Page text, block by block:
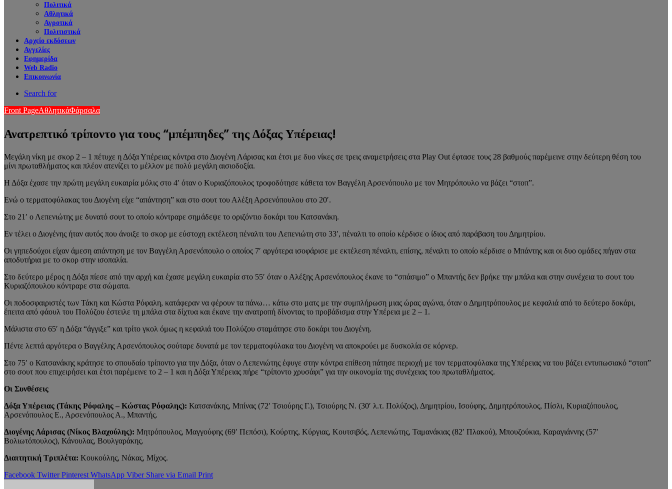
Πολιτικά
Αθλητικά
Αγροτικά
Πολιτιστικά
Αρχείο εκδόσεων
Αγγελίες
Εφημερίδα
Web Radio
Επικοινωνία
Search for
Front PageΑθλητικάΦάρσαλα
Ανατρεπτικό τρίποντο για τους “μπέμπηδες” της Δόξας Υπέρειας!
Μεγάλη νίκη με σκορ 2 – 1 πέτυχε η Δόξα Υπέρειας κόντρα στο Διογένη Λάρισας και έτσι με δυο νίκες σε τρεις αναμετρήσεις στα Play Out έφτασε τους 28 βαθμούς παρέμεινε στην δεύτερη θέση του
μίνι πρωταθλήματος και πλέον ατενίζει το μέλλον με πολύ μεγάλη αισιοδοξία.
Η Δόξα έχασε την πρώτη μεγάλη ευκαιρία μόλις στο 4′ όταν ο Κυριαζόπουλος τροφοδότησε κάθετα τον Βαγγέλη Αρσενόπουλο με τον Μητρόπουλο να βάζει “στοπ”.
Ενώ ο τερματοφύλακας του Διογένη είχε “απάντηση” και στο σουτ του Αλέξη Αρσενόπουλου στο 20′.
Στο 21′ ο Λεπενιώτης με δυνατό σουτ το οποίο κόντραρε σημάδεψε το οριζόντιο δοκάρι του Κατσανάκη.
Εν τέλει ο Διογένης ήταν αυτός που άνοιξε το σκορ με εύστοχη εκτέλεση πέναλτι του Λεπενιώτη στο 33′, πέναλτι το οποίο κέρδισε ο ίδιος από παράβαση του Δημητρίου.
Οι γηπεδούχοι είχαν άμεση απάντηση με τον Βαγγέλη Αρσενόπουλο ο οποίος 7′ αργότερα ισοφάρισε με εκτέλεση πέναλτι, επίσης, πέναλτι το οποίο κέρδισε ο Μπάντης και οι δυο ομάδες πήγαν στα
αποδυτήρια με το σκορ στην ισοπαλία.
Στο δεύτερο μέρος η Δόξα πίεσε από την αρχή και έχασε μεγάλη ευκαιρία στο 55′ όταν ο Αλέξης Αρσενόπουλος έκανε το “σπάσιμο” ο Μπαντής δεν βρήκε την μπάλα και στην συνέχεια το σουτ του
Κυριαζόπουλου κόντραρε στα σώματα.
Οι ποδοσφαιριστές των Τάκη και Κώστα Ρόφαλη, κατάφεραν να φέρουν τα πάνω… κάτω στο ματς με την συμπλήρωση μιας ώρας αγώνα, όταν ο Δημητρόπουλος με κεφαλιά από το δεύτερο δοκάρι,
έπειτα από φάουλ του Πολύζου έστειλε τη μπάλα στα δίχτυα και έκανε την ανατροπή δίνοντας το προβάδισμα στην Υπέρεια με 2 – 1.
Μάλιστα στο 65′ η Δόξα “άγγιξε” και τρίτο γκολ όμως η κεφαλιά του Πολύζου σταμάτησε στο δοκάρι του Διογένη.
Πέντε λεπτά αργότερα ο Βαγγέλης Αρσενόπουλος σούταρε δυνατά με τον τερματοφύλακα του Διογένη να αποκρούει με δυσκολία σε κόρνερ.
Στο 75′ ο Κατσανάκης κράτησε το σπουδαίο τρίποντο για την Δόξα, όταν ο Λεπενιώτης έφυγε στην κόντρα επίθεση πάτησε περιοχή με τον τερματοφύλακα της Υπέρειας να του βάζει εντυπωσιακό “στοπ”
στο σουτ που επιχειρήσει και έτσι παρέμεινε το 2 – 1 και η Δόξα Υπέρειας πήρε “τρίποντο χρυσάφι” για την οικονομία της συνέχειας του πρωταθλήματος.
Οι Συνθέσεις
Δόξα Υπέρειας (Τάκης Ρόφαλης – Κώστας Ρόφαλης): Κατσανάκης, Μπίνας (72′ Τσιούρης Γ.), Τσιούρης Ν. (30′ λ.τ. Πολύζος), Δημητρίου, Ισούφης, Δημητρόπουλος, Πίσλι, Κυριαζόπουλος,
Αρσενόπουλος Ε., Αρσενόπουλος Α., Μπαντής.
Διογένης Λάρισας (Νίκος Βλαχούλης): Μητρόπουλος, Μαγγούφης (69′ Πεπόσι), Κούρτης, Κύργιας, Κουτσιβός, Λεπενιώτης, Ταμανάκιας (82′ Πλακού), Μπουζούκια, Καραγιάννης (57′
Βολιωτόπουλος), Κάνουλας, Βουλγαράκης.
Διαιτητική Τριπλέτα: Κουκούλης, Νάκας, Μίχος.
Facebook Twitter Pinterest WhatsApp Viber Share via Email Print